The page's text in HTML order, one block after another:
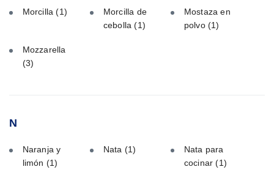
Morcilla(1)
Morcilla de
cebolla(1)
Mostaza en
polvo(1)
Mozzarella
(3)
N
Naranja y
limón (1)
Nata (1)
Nata para
cocinar(1)